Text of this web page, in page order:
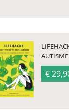
AUTISME
€